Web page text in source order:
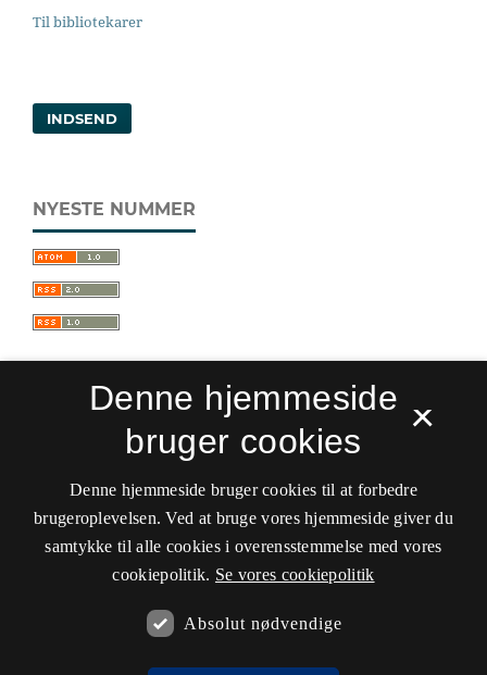
Til bibliotekarer
INDSEND
NYESTE NUMMER
Sprogforum. Tidsskrift for sprog- og
kulturpædagogik
ISSN 0909-9328 (Trykt)
ISSN 1399-8617 (Online)
Tilgængelighedserklæring
Det Kgl. Bibliotek
×
Denne hjemmeside
bruger cookies
Denne hjemmeside bruger cookies til at forbedre
brugeroplevelsen. Ved at bruge vores hjemmeside giver du
samtykke til alle cookies i overensstemmelse med vores
cookiepolitik. Se vores cookiepolitik
Absolut nødvendige